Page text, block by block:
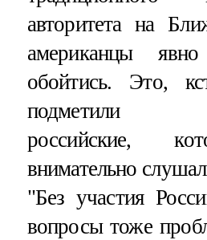
авторитета на
американцы
обойтись. Это,
подметили
российские,
внимательно
"Без участия
вопросы тоже